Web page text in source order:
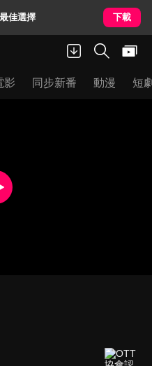
佳選擇 下載
影 同步新番 動漫 短